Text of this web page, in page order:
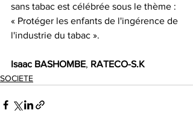
sans tabac est célébrée sous le thème :
« Protéger les enfants de l'ingérence de
l'industrie du tabac ».
Isaac BASHOMBE, RATECO-S.K
SOCIETE